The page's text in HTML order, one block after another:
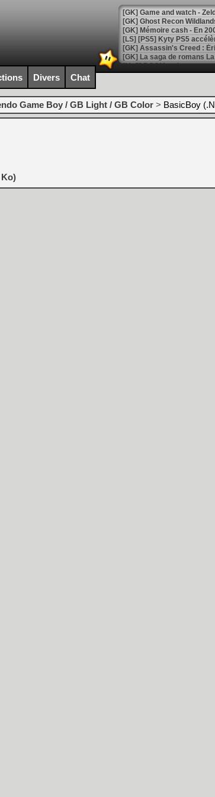
[Mo5] DOOM arrive en
[GK] Bethesda fête les 30
[GK] Roblox : l'action en
[GK] Agenda - GeForce
[LS] [PS5] ps5-y2jb-
[GK] Pourquoi Marvel
[GK] Test : Restory : Chill
[GK] GTA 6 : Rockstar
[GK] Hot Wheels Infinite
[GK] Mémoire cash -
[GK] Résultats Nintendo :
[GK] Déjà des
[Mo5] Brickboy cherche à
[GK] Minecraft et ses «
[GK] Beast of
[GK] Ubisoft : fin de partie
[GK] Mémoire cash -
[GK] Dan Houser (GTA)
[GK] Comment EA Sports
[GK] Crimson Moon : un
[GK] Isle of Reveries : le
[GK] Moonlighter 2 : The
[GK] Capcom relance
[Mo5] Deux inédits du
[GK] Le beat'em up The
[GK] Endless Legend 2 :
[LS] [PS5] Premiers
Divers Chat
Game Boy / GB Light / GB Color > BasicBoy
Ko)